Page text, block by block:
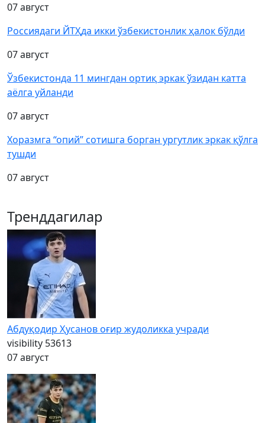
07 август
Россиядаги ЙТҲда икки ўзбекистонлик ҳалок бўлди
07 август
Ўзбекистонда 11 мингдан ортиқ эркак ўзидан катта
аёлга уйланди
07 август
Хоразмга “опий” сотишга борган ургутлик эркак қўлга
тушди
07 август
Тренддагилар
Абдуқодир Ҳусанов оғир жудоликка учради
visibility 53613
07 август